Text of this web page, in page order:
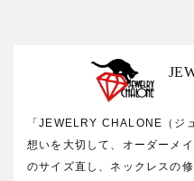
「JEWELRY CHALONE（ジ
想いを大切して、オーダーメ
のサイズ直し、ネックレスの